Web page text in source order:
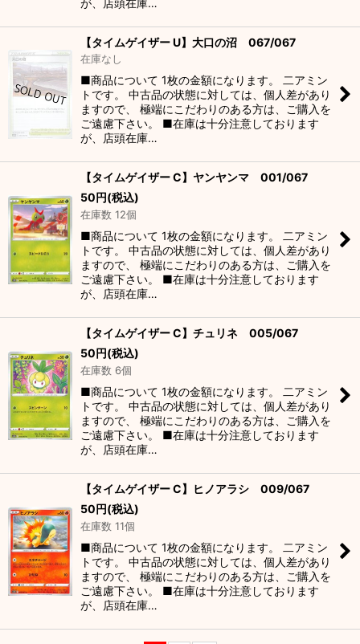
が、店頭在庫…
【タイムゲイザー U】大口の沼 067/067
在庫なし
■商品について 1枚の金額になります。 二アミン
トです。 中古品の状態に対しては、個人差があり
ますので、 極端にこだわりのある方は、ご購入を
ご遠慮下さい。 ■在庫は十分注意しております
が、店頭在庫…
【タイムゲイザー C】ヤンヤンマ 001/067
50円(税込)
在庫数 12個
■商品について 1枚の金額になります。 二アミン
トです。 中古品の状態に対しては、個人差があり
ますので、 極端にこだわりのある方は、ご購入を
ご遠慮下さい。 ■在庫は十分注意しております
が、店頭在庫…
【タイムゲイザー C】チュリネ 005/067
50円(税込)
在庫数 6個
■商品について 1枚の金額になります。 二アミン
トです。 中古品の状態に対しては、個人差があり
ますので、 極端にこだわりのある方は、ご購入を
ご遠慮下さい。 ■在庫は十分注意しております
が、店頭在庫…
【タイムゲイザー C】ヒノアラシ 009/067
50円(税込)
在庫数 11個
■商品について 1枚の金額になります。 二アミン
トです。 中古品の状態に対しては、個人差があり
ますので、 極端にこだわりのある方は、ご購入を
ご遠慮下さい。 ■在庫は十分注意しております
が、店頭在庫…